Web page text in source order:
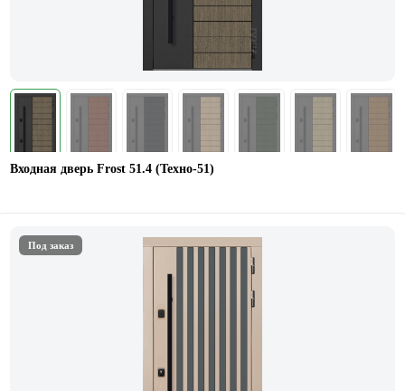
Входная дверь Frost 51.4 (Техно-51)
Под заказ